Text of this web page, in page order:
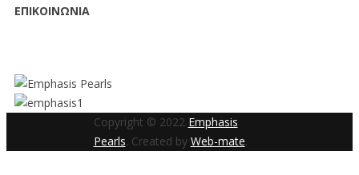
ΕΠΙΚΟΙΝΩΝΙΑ
Copyright © 2022 Emphasis
Pearls. Created by Web-mate.